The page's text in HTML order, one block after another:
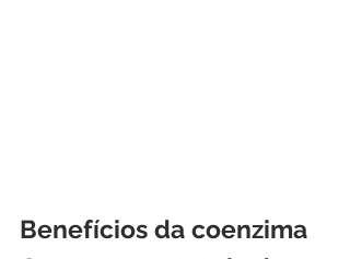
Benefícios da coenzima